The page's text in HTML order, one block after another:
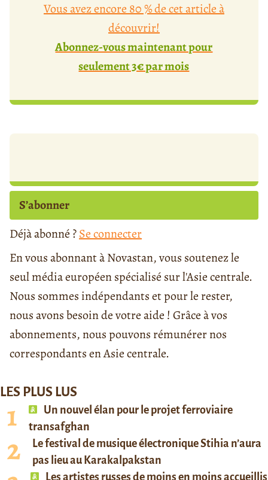
Vous avez encore 80 % de cet article à
découvrir!
Abonnez-vous maintenant pour
seulement 3€ par mois
S’abonner
Déjà abonné ?Se connecter
En vous abonnant à Novastan, vous soutenez le
seul média européen spécialisé sur l'Asie centrale.
Nous sommes indépendants et pour le rester,
nous avons besoin de votre aide ! Grâce à vos
abonnements, nous pouvons rémunérer nos
correspondants en Asie centrale.
LES PLUS LUS
Un nouvel élan pour le projet ferroviaire
transafghan
Le festival de musique électronique Stihia n’aura
pas lieu au Karakalpakstan
Les artistes russes de moins en moins accueillis